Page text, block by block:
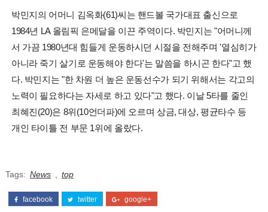
박민지의 어머니 김옥화(61)씨는 핸드볼 국가대표 출신으로
1984년 LA 올림픽 은메달을 이끈 주역이다. 박민지는 "어머니께
서 가끔 1980년대 힘들게 운동하시던 시절을 전해주며 '열심히가
아니라 죽기 살기로 운동해야 한다'는 말씀을 하시곤 한다"고 했
다. 박민지는 "한 차원 더 높은 운동선수가 되기 위해서는 각고의
노력이 필요하다는 자세로 하고 있다"고 했다. 이날 5타를 줄인
최혜진(20)은 8위(10언더파)에 오르며 상금, 대상, 평균타수 등
개인 타이틀 전 부문 1위에 올랐다.
Tags: News top
facebook twitter google+